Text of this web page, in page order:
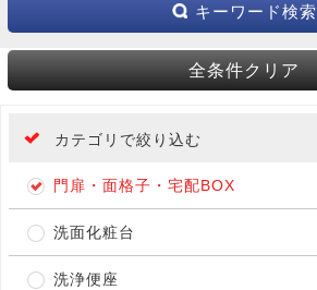
キーワード検索
全条件クリア
カテゴリで絞り込む
門扉・面格子・宅配BOX
洗面化粧台
洗浄便座